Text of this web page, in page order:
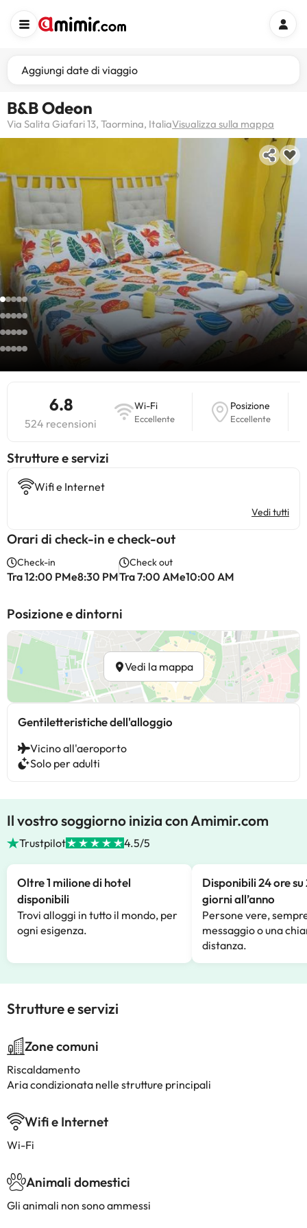
Aggiungi date di viaggio
B&B Odeon
Via Salita Giafari 13, Taormina, ItaliaVisualizza sulla mappa
6.8
524 recensioni
Wi-Fi
Eccellente
Posizione
Eccellente
​Strutture e servizi
Wifi e Internet
Vedi tutti
Orari di check-in e check-out
Check-in
Tra 12:00 PMe8:30 PM
Check out
Tra 7:00 AMe10:00 AM
Posizione e dintorni
Vedi la mappa
Gentiletteristiche dell'alloggio
Vicino all'aeroporto
Solo per adulti
Il vostro soggiorno inizia con Amimir.com
Trustpilot 4.5/5
Oltre 1 milione di hotel
disponibili
Trovi alloggi in tutto il mondo, per
ogni esigenza.
Disponibili 24 ore su
giorni all’anno
Persone vere,
messaggio o una
distanza.
Strutture e servizi
Zone comuni
Riscaldamento
Aria condizionata nelle strutture principali
Wifi e Internet
Wi-Fi
Animali domestici
Gli animali non sono ammessi